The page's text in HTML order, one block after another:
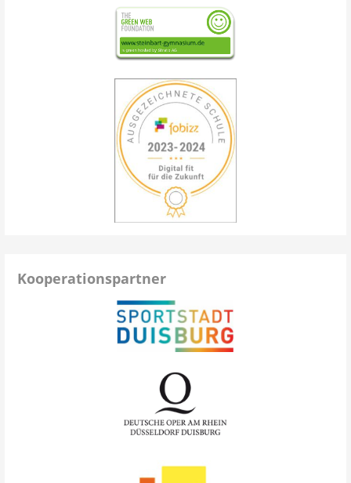
Kooperationspartner